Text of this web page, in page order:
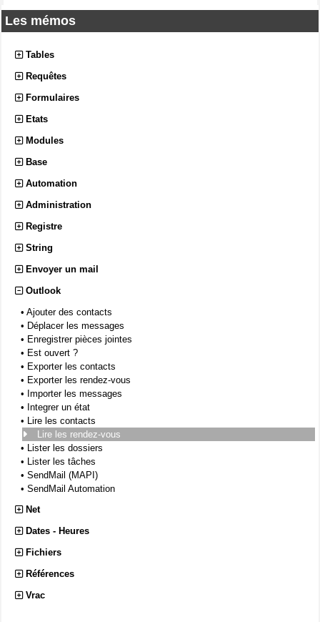
Les mémos
Tables
Requêtes
Formulaires
Etats
Modules
Base
Automation
Administration
Registre
String
Envoyer un mail
Outlook
• Ajouter des contacts
• Déplacer les messages
• Enregistrer pièces jointes
• Est ouvert ?
• Exporter les contacts
• Exporter les rendez-vous
• Importer les messages
• Integrer un état
• Lire les contacts
Lire les rendez-vous
• Lister les dossiers
• Lister les tâches
• SendMail (MAPI)
• SendMail Automation
Net
Dates - Heures
Fichiers
Références
Vrac